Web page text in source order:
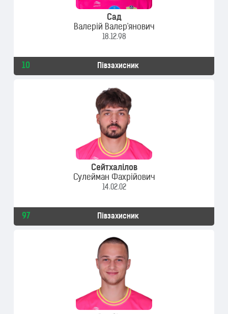
Сад
Валерій Валер'янович
18.12.98
10 Півзахисник
Сейтхалілов
Сулейман Фахрійович
14.02.02
97 Півзахисник